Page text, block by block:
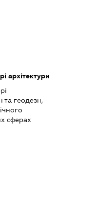
архітектури
та геодезії,
сферах